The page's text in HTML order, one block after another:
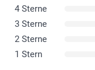
4 Sterne
3 Sterne
2 Sterne
1 Stern